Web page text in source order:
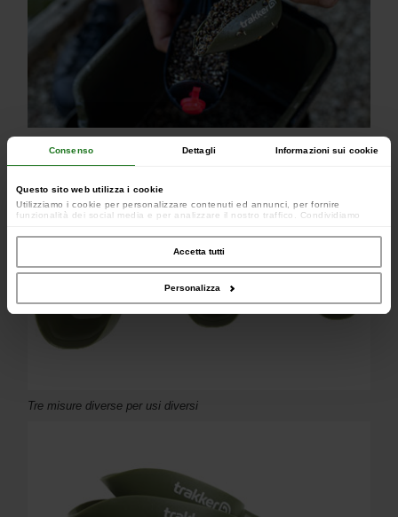
Consenso Dettagli Informazioni sui cookie
Questo sito web utilizza i cookie
Utilizziamo i cookie per personalizzare contenuti ed annunci, per fornire
funzionalità dei social media e per analizzare il nostro traffico. Condividiamo
occupano di analisi dei dati web, pubblicità e social media, i quali potrebbero
combinarle con altre informazioni che hai fornito loro o che hanno raccolto dal
Accetta tutti
Personalizza
Tre misure diverse per usi diversi